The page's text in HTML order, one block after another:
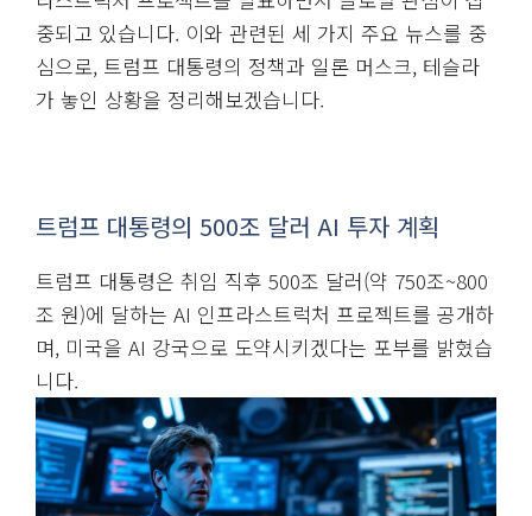
중되고 있습니다. 이와 관련된 세 가지 주요 뉴스를 중
심으로, 트럼프 대통령의 정책과 일론 머스크, 테슬라
가 놓인 상황을 정리해보겠습니다.
트럼프 대통령의 500조 달러 AI 투자 계획
트럼프 대통령은 취임 직후 500조 달러(약 750조~800
조 원)에 달하는 AI 인프라스트럭처 프로젝트를 공개하
며, 미국을 AI 강국으로 도약시키겠다는 포부를 밝혔습
니다.